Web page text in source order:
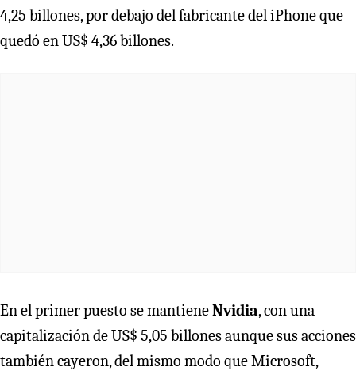
4,25 billones, por debajo del fabricante del iPhone que
quedó en US$ 4,36 billones.
En el primer puesto se mantieneNvidia, con una
capitalización de US$ 5,05 billones aunque sus acciones
también cayeron, del mismo modo que Microsoft,